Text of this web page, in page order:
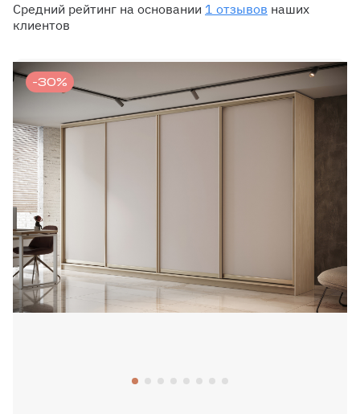
-30%
Средний рейтинг на основании 1 отзывов наших
клиентов